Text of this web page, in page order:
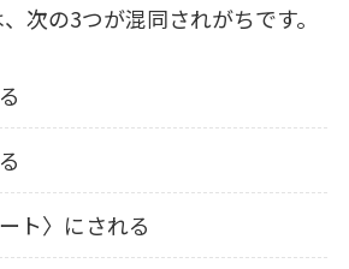
次の3つが混同されがちです。
ト〉にされる